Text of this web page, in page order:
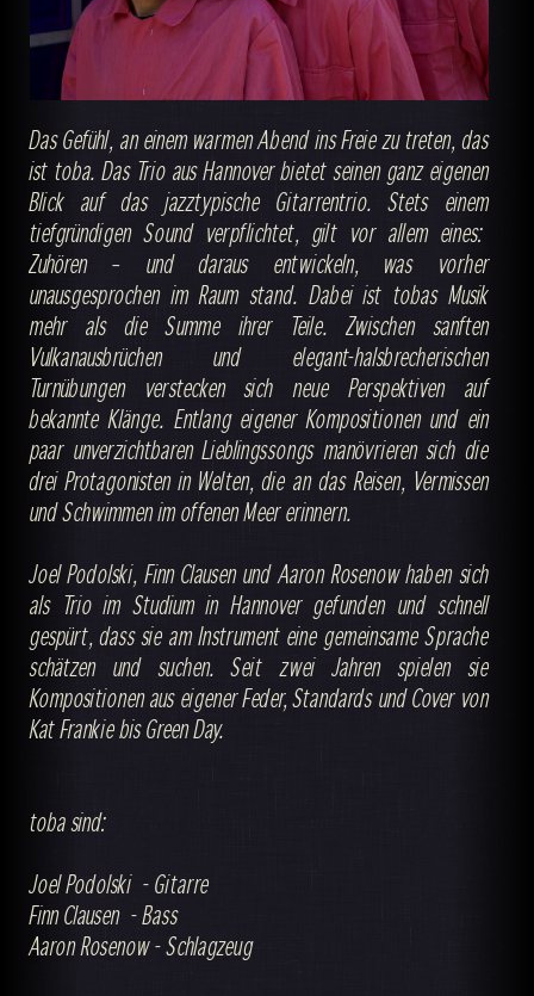
Das Gefühl, an einem warmen Abend ins Freie zu treten, das
ist toba. Das Trio aus Hannover bietet seinen ganz eigenen
Blick auf das jazztypische Gitarrentrio. Stets einem
tiefgründigen Sound verpflichtet, gilt vor allem eines:
Zuhören – und daraus entwickeln, was vorher
unausgesprochen im Raum stand. Dabei ist tobas Musik
mehr als die Summe ihrer Teile. Zwischen sanften
Vulkanausbrüchen und elegant-halsbrecherischen
Turnübungen verstecken sich neue Perspektiven auf
bekannte Klänge. Entlang eigener Kompositionen und ein
paar unverzichtbaren Lieblingssongs manövrieren sich die
drei Protagonisten in Welten, die an das Reisen, Vermissen
und Schwimmen im offenen Meer erinnern.
Joel Podolski, Finn Clausen und Aaron Rosenow haben sich
als Trio im Studium in Hannover gefunden und schnell
gespürt, dass sie am Instrument eine gemeinsame Sprache
schätzen und suchen. Seit zwei Jahren spielen sie
Kompositionen aus eigener Feder, Standards und Cover von
Kat Frankie bis Green Day.
toba sind:
Joel Podolski - Gitarre
Finn Clausen - Bass
Aaron Rosenow - Schlagzeug